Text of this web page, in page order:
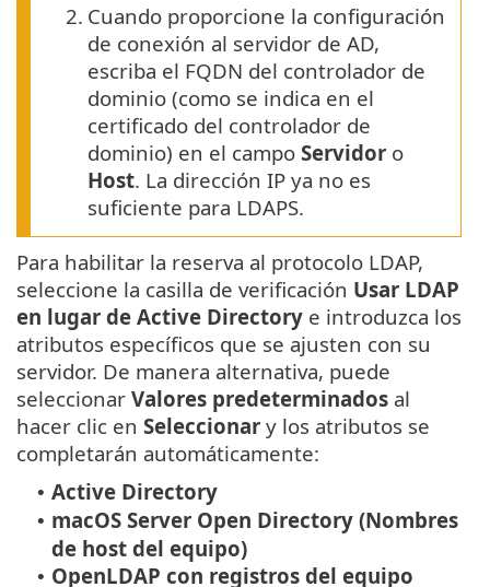
2. Cuando proporcione la configuración
de conexión al servidor de AD,
escriba el FQDN del controlador de
dominio (como se indica en el
certificado del controlador de
dominio) en el campo Servidor o
Host. La dirección IP ya no es
suficiente para LDAPS.
Para habilitar la reserva al protocolo LDAP,
seleccione la casilla de verificación Usar LDAP
en lugar de Active Directory e introduzca los
atributos específicos que se ajusten con su
servidor. De manera alternativa, puede
seleccionar Valores predeterminados al
hacer clic en Seleccionar y los atributos se
completarán automáticamente:
• Active Directory
• macOS Server Open Directory (Nombres
de host del equipo)
• OpenLDAP con registros del equipo